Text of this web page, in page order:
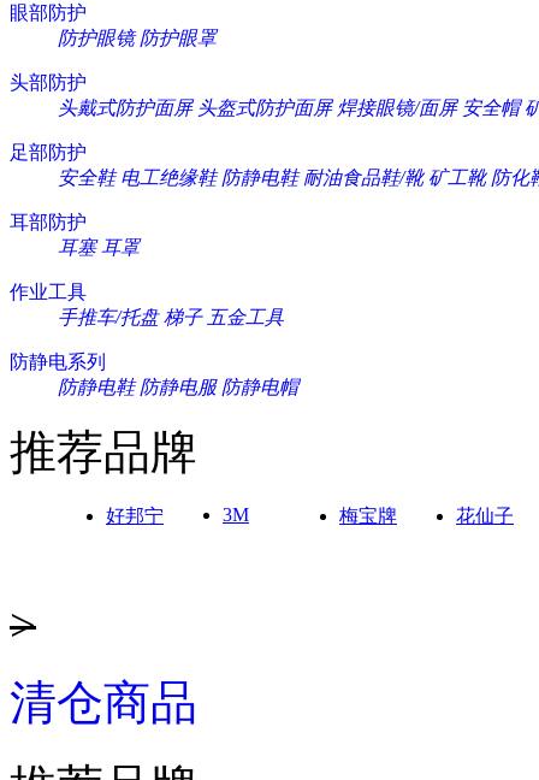
眼部防护
防护眼镜 防护眼罩
头部防护
头戴式防护面屏 头盔式防护面屏 焊接眼镜/面屏 安全帽
足部防护
安全鞋 电工绝缘鞋 防静电鞋 耐油食品鞋/靴 矿工靴 防化
耳部防护
耳塞 耳罩
作业工具
手推车/托盘 梯子 五金工具
防静电系列
防静电鞋 防静电服 防静电帽
推荐品牌
好邦宁 3M 梅宝牌 花仙子
>
清仓商品